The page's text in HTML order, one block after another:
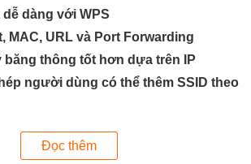
dàng với WPS
MAC, URL và Port Forwarding
băng thông tốt hơn dựa trên IP
người dùng có thể thêm SSID theo
Đọc thêm